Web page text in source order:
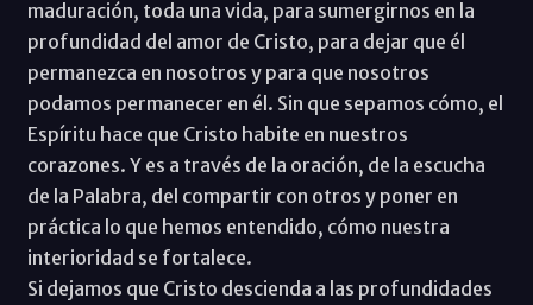
maduración, toda una vida, para sumergirnos en la
profundidad del amor de Cristo, para dejar que él
permanezca en nosotros y para que nosotros
podamos permanecer en él. Sin que sepamos cómo, el
Espíritu hace que Cristo habite en nuestros
corazones. Y es a través de la oración, de la escucha
de la Palabra, del compartir con otros y poner en
práctica lo que hemos entendido, cómo nuestra
interioridad se fortalece.
Si dejamos que Cristo descienda a las profundidades